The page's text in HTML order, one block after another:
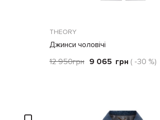
THEORY
Джинси чоловічі
12 950грн 9 065 грн ( -30 %)